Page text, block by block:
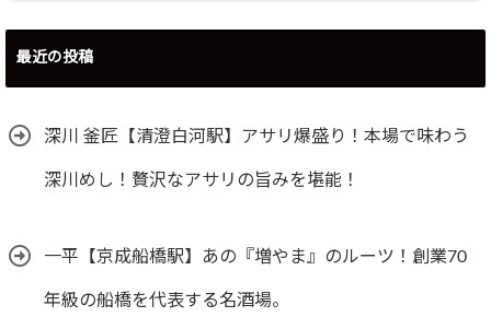
最近の投稿
深川 釜匠【清澄白河駅】アサリ爆盛り！本場で味わう
深川めし！贅沢なアサリの旨みを堪能！
一平【京成船橋駅】あの『増やま』のルーツ！創業70
年級の船橋を代表する名酒場。